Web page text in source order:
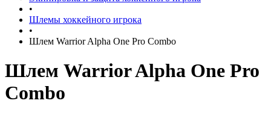
•
Шлемы хоккейного игрока
•
Шлем Warrior Alpha One Pro Combo
Шлем Warrior Alpha One Pro
Combo